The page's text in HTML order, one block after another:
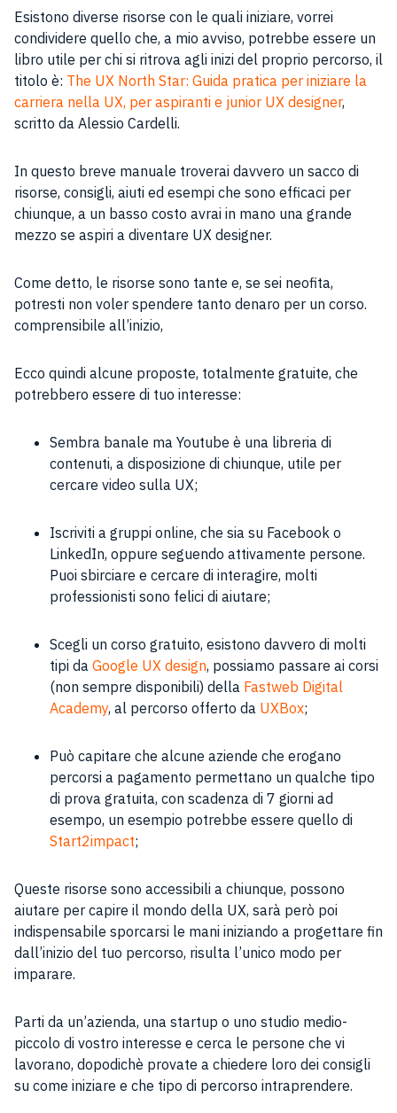
Esistono diverse risorse con le quali iniziare, vorrei
condividere quello che, a mio avviso, potrebbe essere un
libro utile per chi si ritrova agli inizi del proprio percorso, il
titolo è: The UX North Star: Guida pratica per iniziare la
carriera nella UX, per aspiranti e junior UX designer,
scritto da Alessio Cardelli.
In questo breve manuale troverai davvero un sacco di
risorse, consigli, aiuti ed esempi che sono efficaci per
chiunque, a un basso costo avrai in mano una grande
mezzo se aspiri a diventare UX designer.
Come detto, le risorse sono tante e, se sei neofita,
potresti non voler spendere tanto denaro per un corso.
comprensibile all’inizio,
Ecco quindi alcune proposte, totalmente gratuite, che
potrebbero essere di tuo interesse:
Sembra banale ma Youtube è una libreria di
contenuti, a disposizione di chiunque, utile per
cercare video sulla UX;
Iscriviti a gruppi online, che sia su Facebook o
LinkedIn, oppure seguendo attivamente persone.
Puoi sbirciare e cercare di interagire, molti
professionisti sono felici di aiutare;
Scegli un corso gratuito, esistono davvero di molti
tipi da Google UX design, possiamo passare ai corsi
(non sempre disponibili) della Fastweb Digital
Academy, al percorso offerto da UXBox;
Può capitare che alcune aziende che erogano
percorsi a pagamento permettano un qualche tipo
di prova gratuita, con scadenza di 7 giorni ad
esempo, un esempio potrebbe essere quello di
Start2impact;
Queste risorse sono accessibili a chiunque, possono
aiutare per capire il mondo della UX, sarà però poi
indispensabile sporcarsi le mani iniziando a progettare fin
dall’inizio del tuo percorso, risulta l’unico modo per
imparare.
Parti da un’azienda, una startup o uno studio medio-
piccolo di vostro interesse e cerca le persone che vi
lavorano, dopodichè provate a chiedere loro dei consigli
su come iniziare e che tipo di percorso intraprendere.